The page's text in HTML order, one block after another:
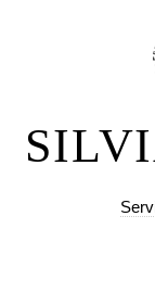
Salta
alla